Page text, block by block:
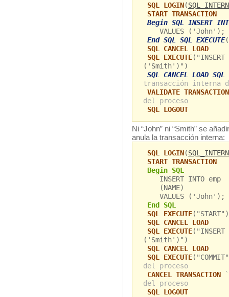
SQL LOGIN(
START TRANSACTION
Begin SQL INSERT
VALUES ('John');
End SQL SQL EXECUTE
SQL CANCEL LOAD
SQL EXECUTE("INSERT
('Smith')")
SQL CANCEL LOAD SQL
transacción interna
VALIDATE TRANSACTION
del proceso
SQL LOGOUT
Ni “John” ni “Smith” se
anula la transacción interna:
SQL LOGIN(
START TRANSACTION
Begin SQL
INSERT INTO emp
(NAME)
VALUES ('John');
End SQL
SQL EXECUTE("START")
SQL CANCEL LOAD
SQL EXECUTE("INSERT
('Smith')")
SQL CANCEL LOAD
SQL EXECUTE
del proceso
CANCEL TRANSACTION
del proceso
SQL LOGOUT